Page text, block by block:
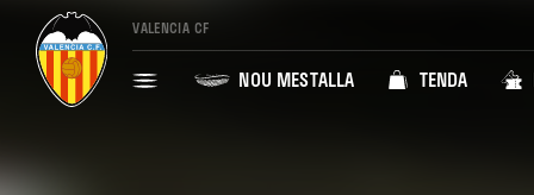
VALENCIA CF
NOU MESTALLA TENDA